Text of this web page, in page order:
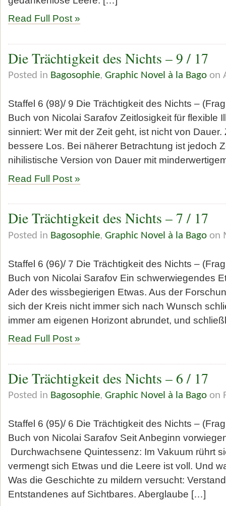
Read Full Post »
Die Trächtigkeit des Nichts – 9 / 17
Posted in Bagosophie, Graphic Novel à la Bago on
Staffel 6 (98)/ 9 Die Trächtigkeit des Nichts –
Buch von Nicolai Sarafov Zeitlosigkeit für flexible
sinniert: Wer mit der Zeit geht, ist nicht von
bessere Los. Bei näherer Betrachtung ist jedoch
nihilistische Version von Dauer mit
Read Full Post »
Die Trächtigkeit des Nichts – 7 / 17
Posted in Bagosophie, Graphic Novel à la Bago on
Staffel 6 (96)/ 7 Die Trächtigkeit des Nichts –
Buch von Nicolai Sarafov Ein schwerwiegendes
Ader des wissbegierigen Etwas. Aus der
sich der Kreis nicht immer sich nach Wunsch
immer am eigenen Horizont abrundet, und
Read Full Post »
Die Trächtigkeit des Nichts – 6 / 17
Posted in Bagosophie, Graphic Novel à la Bago on
Staffel 6 (95)/ 6 Die Trächtigkeit des Nichts –
Buch von Nicolai Sarafov Seit Anbeginn
Durchwachsene Quintessenz: Im Vakuum rührt
vermengt sich Etwas und die Leere ist voll. Und
Was die Geschichte zu mildern versucht:
Entstandenes auf Sichtbares. Aberglaube […]